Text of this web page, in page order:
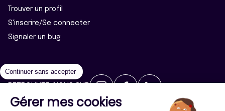
Trouver un profil
S'inscrire/Se connecter
Signaler un bug
2026 ©Majeur·e·s - Tous droits réservés
Continuer sans accepter
Gérer mes cookies